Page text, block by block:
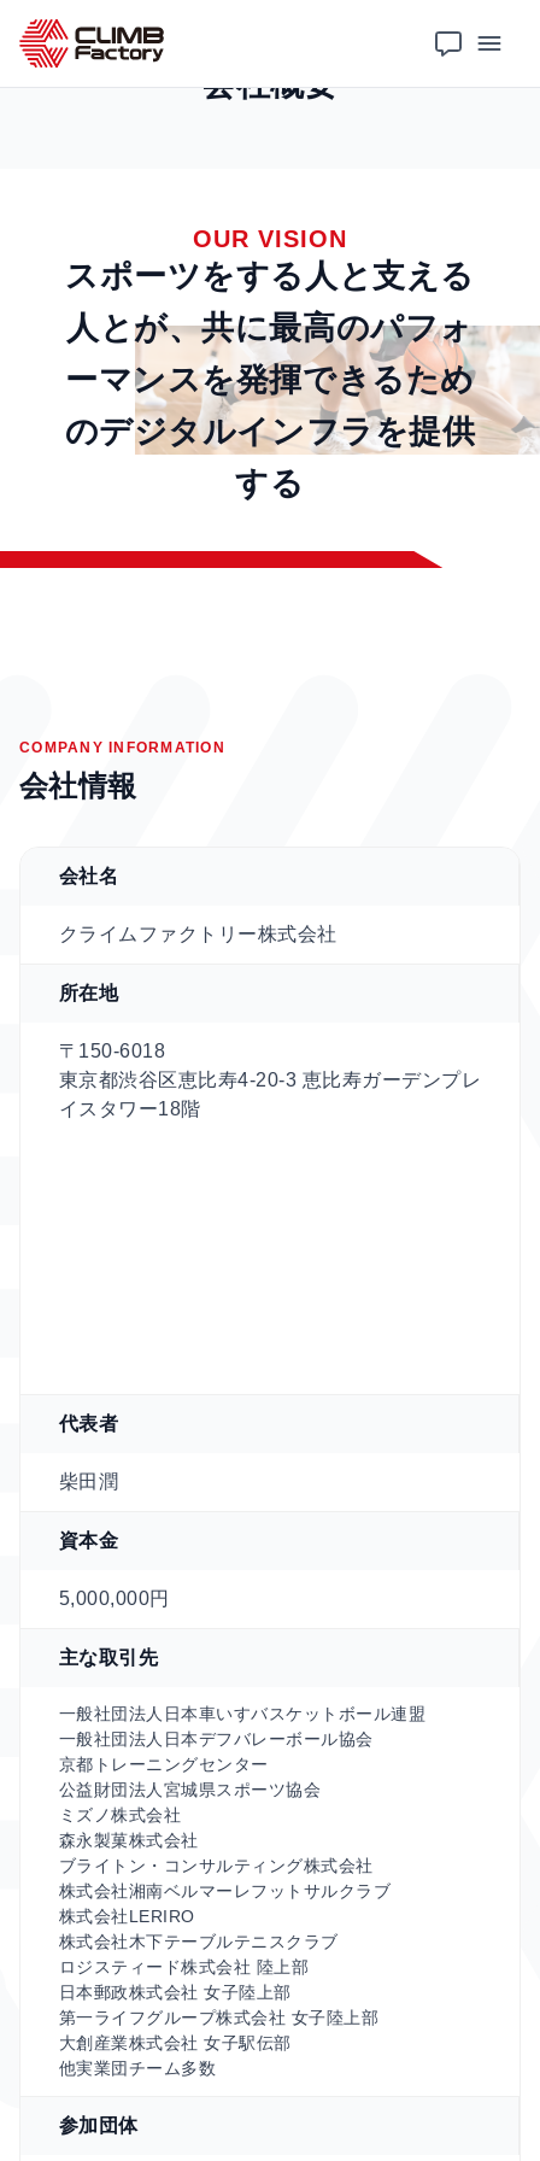
会社概要
OUR VISION
スポーツをする人と支える
人とが、共に最高のパフォ
ーマンスを発揮できるため
のデジタルインフラを提供
する
COMPANY INFORMATION
会社情報
会社名
クライムファクトリー株式会社
所在地
〒150-6018
東京都渋谷区恵比寿4-20-3 恵比寿ガーデンプレ
イスタワー18階
代表者
柴田潤
資本金
5,000,000円
主な取引先
一般社団法人日本車いすバスケットボール連盟
一般社団法人日本デフバレーボール協会
京都トレーニングセンター
公益財団法人宮城県スポーツ協会
ミズノ株式会社
森永製菓株式会社
ブライトン・コンサルティング株式会社
株式会社湘南ベルマーレフットサルクラブ
株式会社LERIRO
株式会社木下テーブルテニスクラブ
ロジスティード株式会社 陸上部
日本郵政株式会社 女子陸上部
第一ライフグループ株式会社 女子陸上部
大創産業株式会社 女子駅伝部
他実業団チーム多数
参加団体